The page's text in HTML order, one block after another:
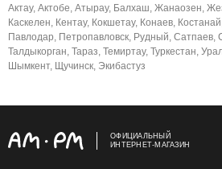
Актау, Актобе, Атырау, Балхаш, Жанаозен,
Каскелен, Кентау, Кокшетау, Конаев,
Павлодар, Петропавловск, Рудный, Сатпаев,
Талдыкорган, Тараз, Темиртау, Туркестан,
Шымкент, Щучинск, Экибастуз
ОФИЦИАЛЬНЫЙ
ИНТЕРНЕТ-МАГАЗИН